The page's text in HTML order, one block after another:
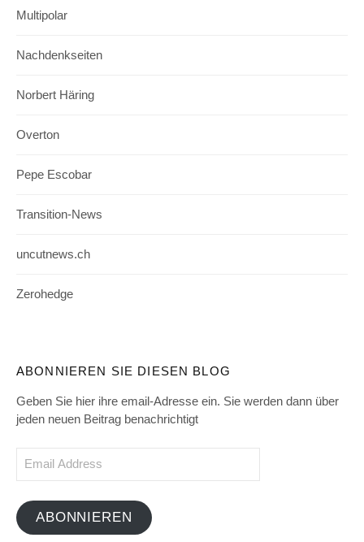
Multipolar
Nachdenkseiten
Norbert Häring
Overton
Pepe Escobar
Transition-News
uncutnews.ch
Zerohedge
ABONNIEREN SIE DIESEN BLOG
Geben Sie hier ihre email-Adresse ein. Sie werden dann über
jeden neuen Beitrag benachrichtigt
ABONNIEREN